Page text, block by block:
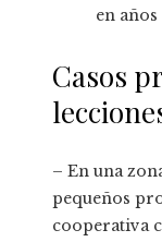
en
Casos
– En una
pequeños
cooperativa